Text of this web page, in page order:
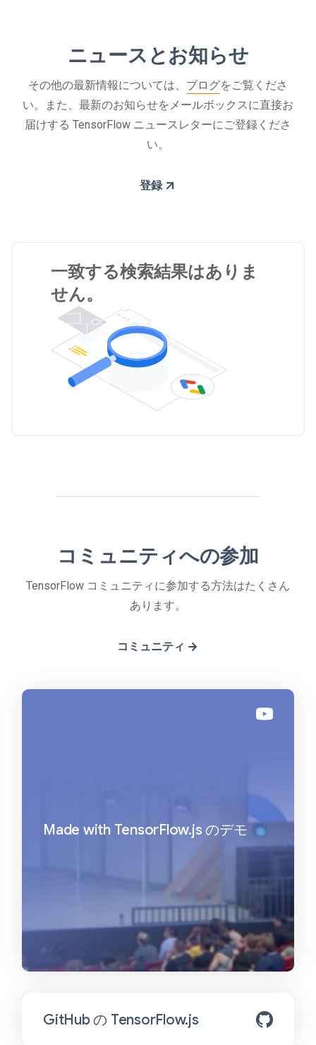
ニュースとお知らせ
その他の最新情報については、 ブログをご覧くださ
い。また、最新のお知らせをメールボックスに直接お
届けする TensorFlow ニュースレターにご登録くださ
い。
登録
一致する検索結果はありま
せん。
コミュニティへの参加
TensorFlow コミュニティに参加する方法はたくさん
あります。
コミュニティ
Made with TensorFlow.js のデモ
GitHub の TensorFlow.js